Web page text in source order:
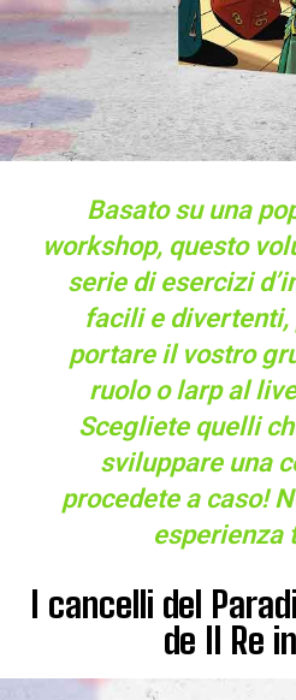
Basato su una
workshop, questo
serie di esercizi
facili e
portare il vostro
ruolo o larp al
Scegliete quelli
sviluppare una
procedete a caso!
esperienza
I cancelli del
de Il Re